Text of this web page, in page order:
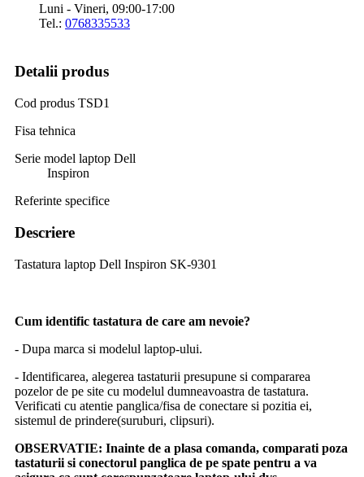
Luni - Vineri, 09:00-17:00
Tel.: 0768335533
Detalii produs
Cod produs TSD1
Fisa tehnica
Serie model laptop Dell
Inspiron
Referinte specifice
Descriere
Tastatura laptop Dell Inspiron SK-9301
Cum identific tastatura de care am nevoie?
- Dupa marca si modelul laptop-ului.
- Identificarea, alegerea tastaturii presupune si compararea
pozelor de pe site cu modelul dumneavoastra de tastatura.
Verificati cu atentie panglica/fisa de conectare si pozitia ei,
sistemul de prindere(suruburi, clipsuri).
OBSERVATIE: Inainte de a plasa comanda, comparati poza
tastaturii si conectorul panglica de pe spate pentru a va